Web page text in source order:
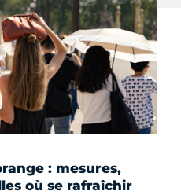
: mesures,
où se rafraîchir